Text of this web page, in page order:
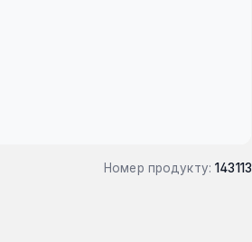
Номер продукту: 143113